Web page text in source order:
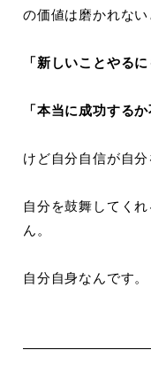
の価値は磨かれない
「新しいことやる
「本当に成功するか
けど自分自信が自
自分を鼓舞してく
ん。
自分自身なんです。